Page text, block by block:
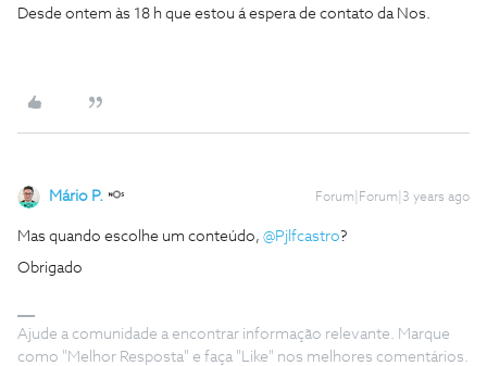
Desde ontem às 18 h que estou á espera de contato da Nos.
Mário P. Forum|Forum|3 years ago
Mas quando escolhe um conteúdo, @Pjlfcastro?
Obrigado
Ajude a comunidade a encontrar informação relevante. Marque
como "Melhor Resposta" e faça "Like" nos melhores comentários.